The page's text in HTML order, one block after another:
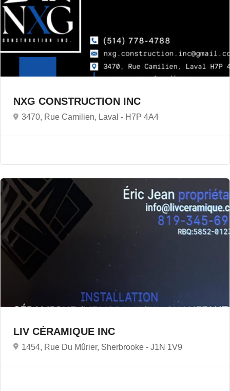
NXG CONSTRUCTION INC
3470, Rue Camilien, Laval - H7P 4A4
LIV CÉRAMIQUE INC
1454, Rue Du Mûrier, Sherbrooke - J1N 1V9